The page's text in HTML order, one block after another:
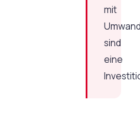
mit
sind
eine